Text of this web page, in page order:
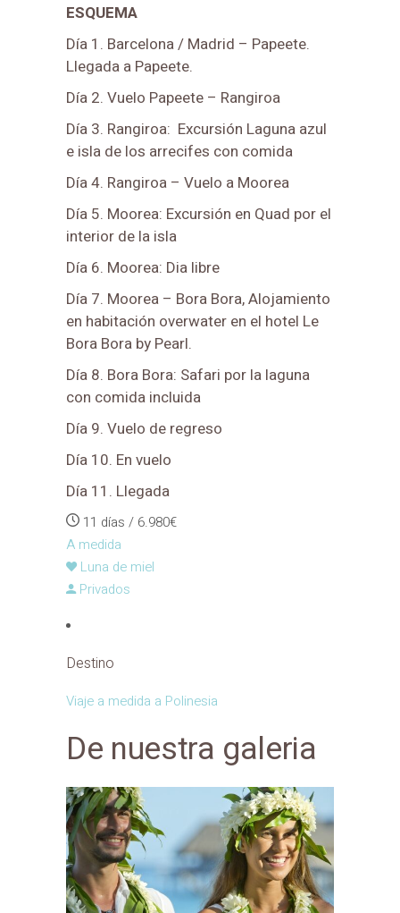
ESQUEMA
Día 1. Barcelona / Madrid – Papeete.
Llegada a Papeete.
Día 2. Vuelo Papeete – Rangiroa
Día 3. Rangiroa: Excursión Laguna azul
e isla de los arrecifes con comida
Día 4. Rangiroa – Vuelo a Moorea
Día 5. Moorea: Excursión en Quad por el
interior de la isla
Día 6. Moorea: Dia libre
Día 7. Moorea – Bora Bora, Alojamiento
en habitación overwater en el hotel Le
Bora Bora by Pearl.
Día 8. Bora Bora: Safari por la laguna
con comida incluida
Día 9. Vuelo de regreso
Día 10. En vuelo
Día 11. Llegada
11 días / 6.980€
A medida
Luna de miel
Privados
Destino
Viaje a medida a Polinesia
De nuestra galeria